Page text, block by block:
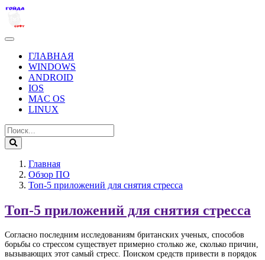
ГЛАВНАЯ
WINDOWS
ANDROID
IOS
MAC OS
LINUX
Главная
Обзор ПО
Топ-5 приложений для снятия стресса
Топ-5 приложений для снятия стресса
Согласно последним исследованиям британских ученых, способов
борьбы со стрессом существует примерно столько же, сколько причин,
вызывающих этот самый стресс. Поиском средств привести в порядок